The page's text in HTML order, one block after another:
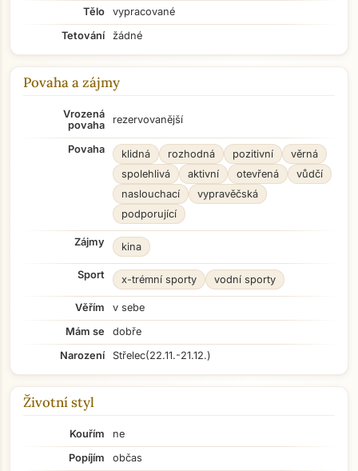
Tělo
vypracované
Tetování
žádné
Povaha a zájmy
Vrozená
povaha
rezervovanější
Povaha klidná rozhodná pozitivní
věrná
spolehlivá
aktivní otevřená
vůdčí
naslouchací
vypravěčská
podporující
Zájmy kina
Sport x-trémní sporty vodní sporty
Věřím
v sebe
Mám se
dobře
Narození
Střelec(22.11.-21.12.)
Životní styl
Kouřím
ne
Popíjím
občas